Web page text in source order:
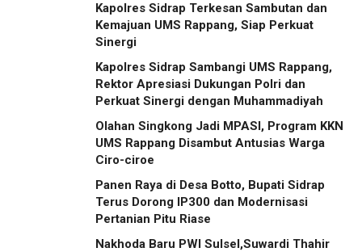
Kapolres Sidrap Terkesan Sambutan dan
Kemajuan UMS Rappang, Siap Perkuat
Sinergi
Kapolres Sidrap Sambangi UMS Rappang,
Rektor Apresiasi Dukungan Polri dan
Perkuat Sinergi dengan Muhammadiyah
Olahan Singkong Jadi MPASI, Program KKN
UMS Rappang Disambut Antusias Warga
Ciro-ciroe
Panen Raya di Desa Botto, Bupati Sidrap
Terus Dorong IP300 dan Modernisasi
Pertanian Pitu Riase
Nakhoda Baru PWI Sulsel,Suwardi Thahir